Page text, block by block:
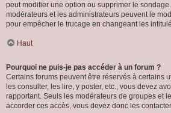
peut modifier une option ou supprimer le
modérateurs et les administrateurs peuvent le
pour empêcher le trucage en changeant les
Haut
Pourquoi ne puis-je pas accéder à un forum ?
Certains forums peuvent être réservés à certains
les consulter, les lire, y poster, etc., vous devez
rapportant. Seuls les modérateurs de groupes et
accorder ces accès, vous devez donc les